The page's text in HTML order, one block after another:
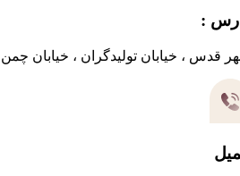
:
قدس ، خیابان تولیدگران ، خیابان چمن